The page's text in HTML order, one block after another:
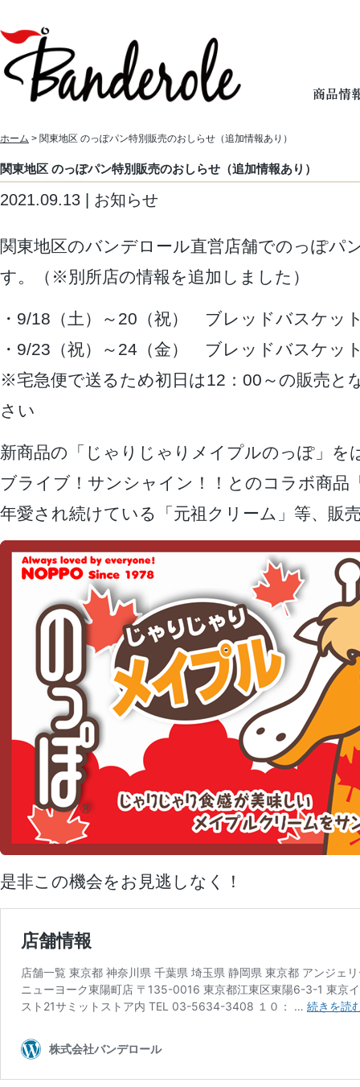
ホーム > 関東地区 のっぽパン特別販売のおしらせ（追加情報あり）
関東地区 のっぽパン特別販売のおしらせ（追加情報あり）
2021.09.13 | お知らせ
関東地区のバンデロール直営店舗でのっぽパ
す。（※別所店の情報を追加しました）
・9/18（土）～20（祝） ブレッドバスケッ
・9/23（祝）～24（金） ブレッドバスケッ
※宅急便で送るため初日は12：00～の販売と
さい
新商品の「じゃりじゃりメイプルのっぽ」を
ブライブ！サンシャイン！！とのコラボ商品
年愛され続けている「元祖クリーム」等、販
是非この機会をお見逃しなく！